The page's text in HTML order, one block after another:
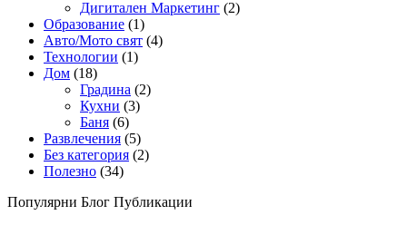
Дигитален Маркетинг (2)
Образование (1)
Авто/Мото свят (4)
Технологии (1)
Дом (18)
Градина (2)
Кухни (3)
Баня (6)
Развлечения (5)
Без категория (2)
Полезно (34)
Популярни Блог Публикации